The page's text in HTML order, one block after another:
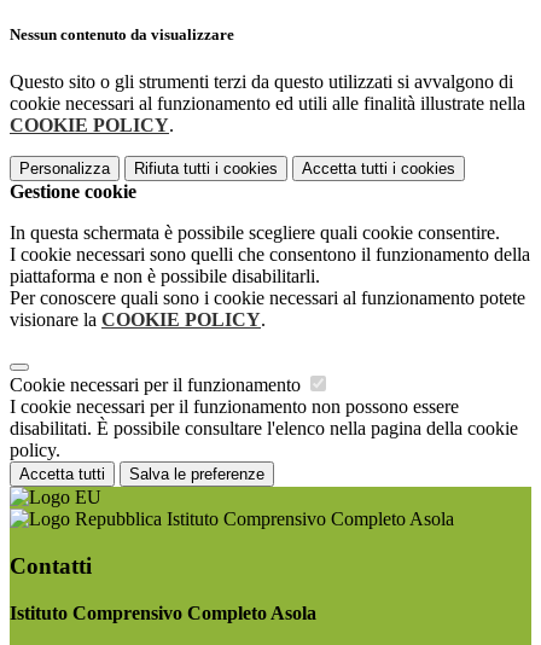
Nessun contenuto da visualizzare
Questo sito o gli strumenti terzi da questo utilizzati si avvalgono di
cookie necessari al funzionamento ed utili alle finalità illustrate nella
COOKIE POLICY.
Personalizza Rifiuta tutti i cookies Accetta tutti i cookies
Gestione cookie
In questa schermata è possibile scegliere quali cookie consentire.
I cookie necessari sono quelli che consentono il funzionamento della
piattaforma e non è possibile disabilitarli.
Per conoscere quali sono i cookie necessari al funzionamento potete
visionare la COOKIE POLICY.
Cookie necessari per il funzionamento
I cookie necessari per il funzionamento non possono essere
disabilitati. È possibile consultare l'elenco nella pagina della cookie
policy.
Accetta tutti Salva le preferenze
Istituto Comprensivo Completo Asola
Contatti
Istituto Comprensivo Completo Asola